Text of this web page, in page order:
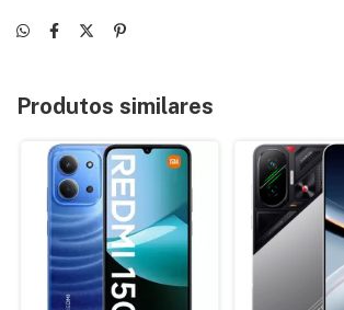
Produtos similares